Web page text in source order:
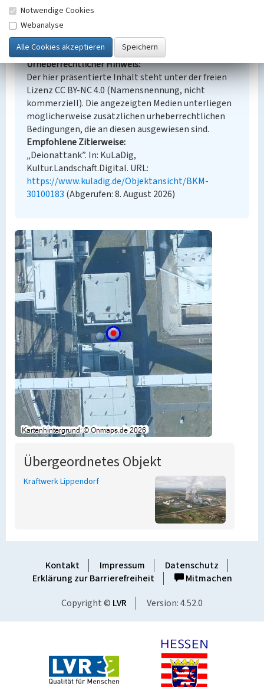
Empfohlene Zitierweise
Urheberrechtlicher Hinweis
Der hier präsentierte Inhalt steht unter der freien
Lizenz CC BY-NC 4.0 (Namensnennung, nicht
kommerziell). Die angezeigten Medien unterliegen
möglicherweise zusätzlichen urheberrechtlichen
Bedingungen, die an diesen ausgewiesen sind.
Empfohlene Zitierweise
„Deionattank”. In: KuLaDig,
Kultur.Landschaft.Digital. URL:
https://www.kuladig.de/Objektansicht/BKM-
30100183 (Abgerufen: 8. August 2026)
Übergeordnetes Objekt
Kraftwerk Lippendorf
Kontakt Impressum
Datenschutz
Erklärung zur Barrierefreiheit
Mitmachen
Copyright © LVR Version: 4.52.0
Notwendige Cookies
Webanalyse